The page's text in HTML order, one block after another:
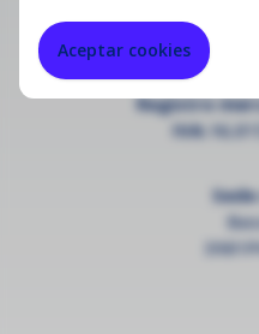
Aceptar cookies
Registro
IVA: